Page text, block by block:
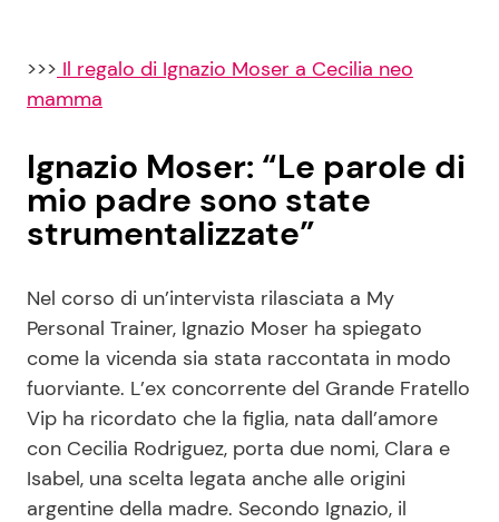
>>> Il regalo di Ignazio Moser a Cecilia neo
mamma
Ignazio Moser: “Le parole di
mio padre sono state
strumentalizzate”
Nel corso di un’intervista rilasciata a My
Personal Trainer, Ignazio Moser ha spiegato
come la vicenda sia stata raccontata in modo
fuorviante. L’ex concorrente del Grande Fratello
Vip ha ricordato che la figlia, nata dall’amore
con Cecilia Rodriguez, porta due nomi, Clara e
Isabel, una scelta legata anche alle origini
argentine della madre. Secondo Ignazio, il